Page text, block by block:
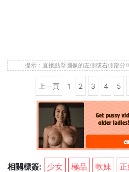
提示：直接點擊圖像的左側或右側部分
上一頁 1 2 3 4 5
相關標簽: 少女 極品 軟妹